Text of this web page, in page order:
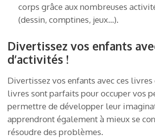
corps grâce aux nombreuses
(dessin, comptines, jeux…).
Divertissez vos enfants
d’activités !
Divertissez vos enfants avec ces livres
livres sont parfaits pour occuper vos
permettre de développer leur
apprendront également à mieux se
résoudre des problèmes.